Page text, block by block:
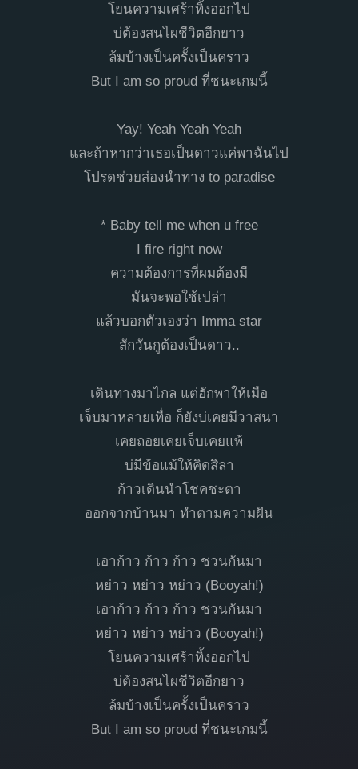
โยนความเศร้าทิ้งออกไป
บ่ต้องสนไผชีวิตอีกยาว
ล้มบ้างเป็นครั้งเป็นคราว
But I am so proud ที่ชนะเกมนี้
Yay! Yeah Yeah Yeah
​และถ้าหากว่าเธอเป็นดาวแค่พาฉันไป
โปรดช่วยส่องนำทาง to paradise
​* Baby tell me when u free
I fire right now
ความต้องการที่ผมต้องมี
มันจะพอใช้เปล่า
แล้วบอกตัวเองว่า Imma star
สักวันกูต้องเป็นดาว..
เดินทางมาไกล แต่ฮักพาให้เมือ
เจ็บมาหลายเทื่อ ก็ยังบ่เคยมีวาสนา
เคยถอยเคยเจ็บเคยแพ้
บ่มีข้อแม้ให้คิดสิลา
ก้าวเดินนำโชคชะตา
ออกจากบ้านมา ทำตามความฝัน
เอาก้าว ก้าว ก้าว ชวนกันมา
หย่าว หย่าว หย่าว (Booyah!)
เอาก้าว ก้าว ก้าว ชวนกันมา
หย่าว หย่าว หย่าว (Booyah!)
โยนความเศร้าทิ้งออกไป
บ่ต้องสนไผชีวิตอีกยาว
ล้มบ้างเป็นครั้งเป็นคราว
But I am so proud ที่ชนะเกมนี้